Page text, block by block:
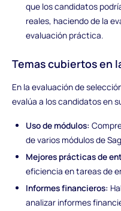
que los candidatos
reales, haciendo de la
evaluación práctica.
Temas cubiertos en
En la evaluación de
evalúa a los candidatos en
Uso de módulos:
de varios módulos de
Mejores prácticas de
eficiencia en tareas de
Informes financieros:
analizar informes